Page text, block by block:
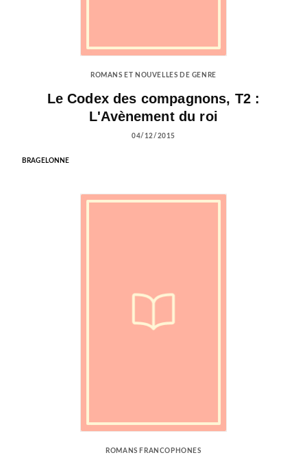
ROMANS ET NOUVELLES DE GENRE
Le Codex des compagnons, T2 :
L'Avènement du roi
04/12/2015
BRAGELONNE
ROMANS FRANCOPHONES